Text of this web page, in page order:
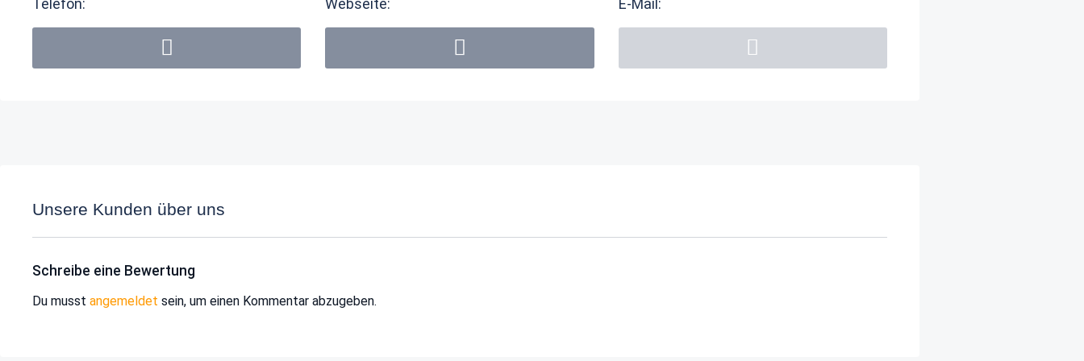
Telefon: Webseite: E-Mail:
Unsere Kunden über uns
Schreibe eine Bewertung
Du musst angemeldet sein, um einen Kommentar abzugeben.